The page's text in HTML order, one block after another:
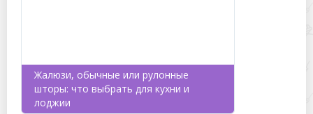
Жалюзи, обычные или рулонные
шторы: что выбрать для кухни и
лоджии